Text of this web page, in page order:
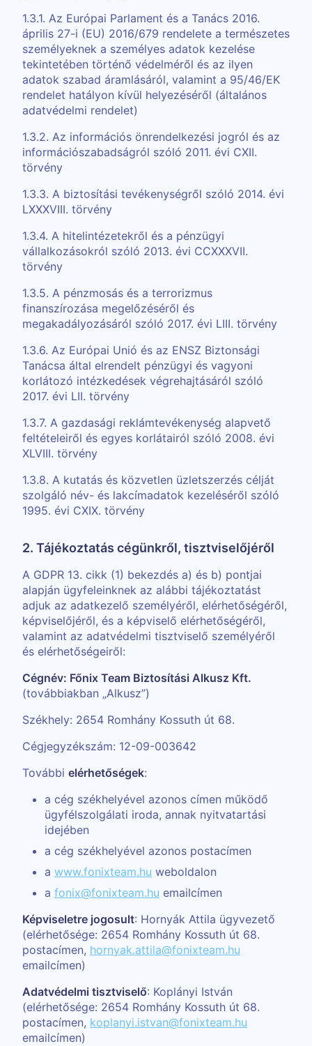
1.3.1. Az Európai Parlament és a Tanács 2016.
április 27-i (EU) 2016/679 rendelete a természetes
személyeknek a személyes adatok kezelése
tekintetében történő védelméről és az ilyen
adatok szabad áramlásáról, valamint a 95/46/EK
rendelet hatályon kívül helyezéséről (általános
adatvédelmi rendelet)
1.3.2. Az információs önrendelkezési jogról és az
információszabadságról szóló 2011. évi CXII.
törvény
1.3.3. A biztosítási tevékenységről szóló 2014. évi
LXXXVIII. törvény
1.3.4. A hitelintézetekről és a pénzügyi
vállalkozásokról szóló 2013. évi CCXXXVII.
törvény
1.3.5. A pénzmosás és a terrorizmus
finanszírozása megelőzéséről és
megakadályozásáról szóló 2017. évi LIII. törvény
1.3.6. Az Európai Unió és az ENSZ Biztonsági
Tanácsa által elrendelt pénzügyi és vagyoni
korlátozó intézkedések végrehajtásáról szóló
2017. évi LII. törvény
1.3.7. A gazdasági reklámtevékenység alapvető
feltételeiről és egyes korlátairól szóló 2008. évi
XLVIII. törvény
1.3.8. A kutatás és közvetlen üzletszerzés célját
szolgáló név- és lakcímadatok kezeléséről szóló
1995. évi CXIX. törvény
2. Tájékoztatás cégünkről, tisztviselőjéről
A GDPR 13. cikk (1) bekezdés a) és b) pontjai
alapján ügyfeleinknek az alábbi tájékoztatást
adjuk az adatkezelő személyéről, elérhetőségéről,
képviselőjéről, és a képviselő elérhetőségéről,
valamint az adatvédelmi tisztviselő személyéről
és elérhetőségeiről:
Cégnév: Főnix Team Biztosítási Alkusz Kft.
(továbbiakban „Alkusz”)
Székhely: 2654 Romhány Kossuth út 68.
Cégjegyzékszám: 12-09-003642
További elérhetőségek:
a cég székhelyével azonos címen működő
ügyfélszolgálati iroda, annak nyitvatartási
idejében
a cég székhelyével azonos postacímen
a www.fonixteam.hu weboldalon
a fonix@fonixteam.hu emailcímen
Képviseletre jogosult: Hornyák Attila ügyvezető
(elérhetősége: 2654 Romhány Kossuth út 68.
postacímen, hornyak.attila@fonixteam.hu
emailcímen)
Adatvédelmi tisztviselő: Koplányi István
(elérhetősége: 2654 Romhány Kossuth út 68.
postacímen, koplanyi.istvan@fonixteam.hu
emailcímen)